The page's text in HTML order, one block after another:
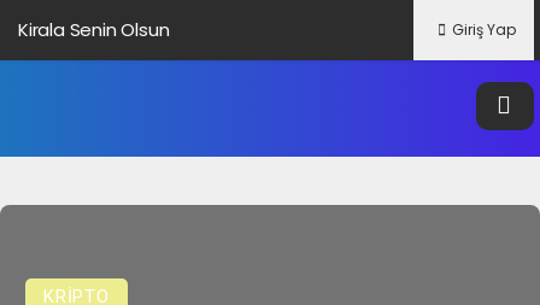
Kirala Senin Olsun
Google Trendleri Nedir?
Giriş Yap
KRIPTO